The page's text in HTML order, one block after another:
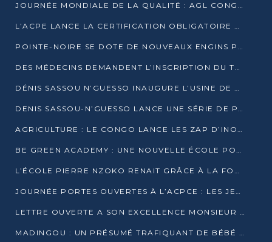
JOURNÉE MONDIALE DE LA QUALITÉ : AGL CONGO FORME ET SENSIBILISE LES JEUNES TALENTS
L’ACPE LANCE LA CERTIFICATION OBLIGATOIRE DES CONTRATS DE TRAVAIL DES TRANSPORTEURS
POINTE-NOIRE SE DOTE DE NOUVEAUX ENGINS POUR L’ASSAINISSEMENT ET L’ENTRETIEN ROUTIER
DES MÉDECINS DEMANDENT L’INSCRIPTION DU TRAITEMENT DU PIED-BOT DANS LES CURSUS UNIVERSITAIRES
DÉNIS SASSOU N’GUESSO INAUGURE L’USINE DE VALORISATION DU GAZ ASSOCIÉ
DENIS SASSOU-N’GUESSO LANCE UNE SÉRIE DE PROJETS DANS LE KOUILOU
AGRICULTURE : LE CONGO LANCE LES ZAP D’INONI ET YONO
BE GREEN ACADEMY : UNE NOUVELLE ÉCOLE POUR LES MÉTIERS DE L’ÉCOLOGIE À POINTE-NOIRE
L’ÉCOLE PIERRE NZOKO RENAIT GRÂCE À LA FONDATION MUCODEC
JOURNÉE PORTES OUVERTES À L’ACPCE : LES JEUNES EN IMMERSION DANS L’ENTREPRISE
LETTRE OUVERTE A SON EXCELLENCE MONSIEUR DENIS SASSOU NGUESSO, PRESIDENT DE LAREPUBLIQUE DU CONGO
MADINGOU : UN PRÉSUMÉ TRAFIQUANT DE BÉBÉ CHIMPANZÉ FIXÉ SUR SON SORT LE 20 NOVEMBRE